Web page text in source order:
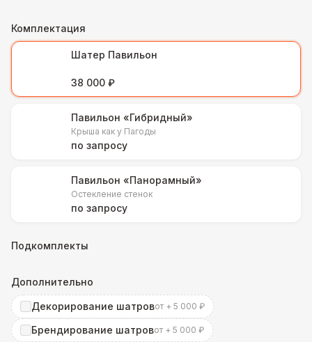
Комплектация
Шатер Павильон
38 000 ₽
Павильон «Гибридный»
Крыша как у Пагоды
по запросу
Павильон «Панорамный»
Остекление стенок
по запросу
Подкомплекты
Дополнительно
Декорирование шатровот + 5 000 ₽
Брендирование шатровот + 5 000 ₽